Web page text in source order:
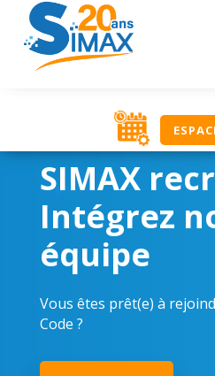
SIMAX
Intégrez
équipe
Vous êtes prêt(e) à
Code ?